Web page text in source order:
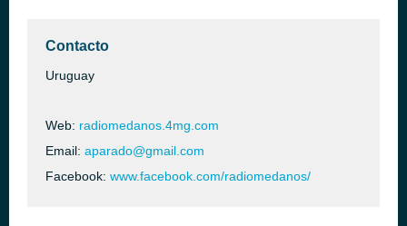
Contacto
Uruguay
Web: radiomedanos.4mg.com
Email: aparado@gmail.com
Facebook: www.facebook.com/radiomedanos/